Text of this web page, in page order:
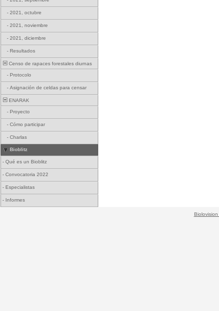
- 2021, octubre
- 2021, noviembre
- 2021, diciembre
- Resultados
Censo de rapaces forestales diurnas
- Protocolo
- Asignación de celdas para censar
ENARAK
- Proyecto
- Cómo participar
- Charlas
Bioblitz
- Qué es un Bioblitz
- Convocatoria 2022
- Especialistas
- Informes
Biolovision